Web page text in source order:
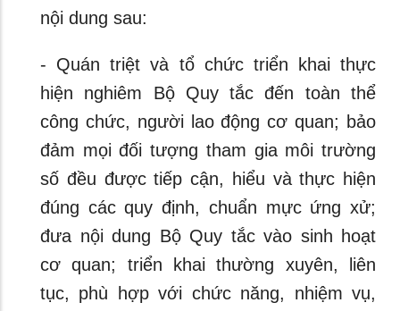
nội dung sau:
- Quán triệt và tổ chức triển khai thực
hiện nghiêm Bộ Quy tắc đến toàn thể
công chức, người lao động cơ quan; bảo
đảm mọi đối tượng tham gia môi trường
số đều được tiếp cận, hiểu và thực hiện
đúng các quy định, chuẩn mực ứng xử;
đưa nội dung Bộ Quy tắc vào sinh hoạt
cơ quan; triển khai thường xuyên, liên
tục, phù hợp với chức năng, nhiệm vụ,